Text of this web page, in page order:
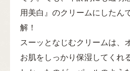
用美白』のクリームにしたん
解！
スーッとなじむクリームは、
お肌をしっかり保湿してくれ